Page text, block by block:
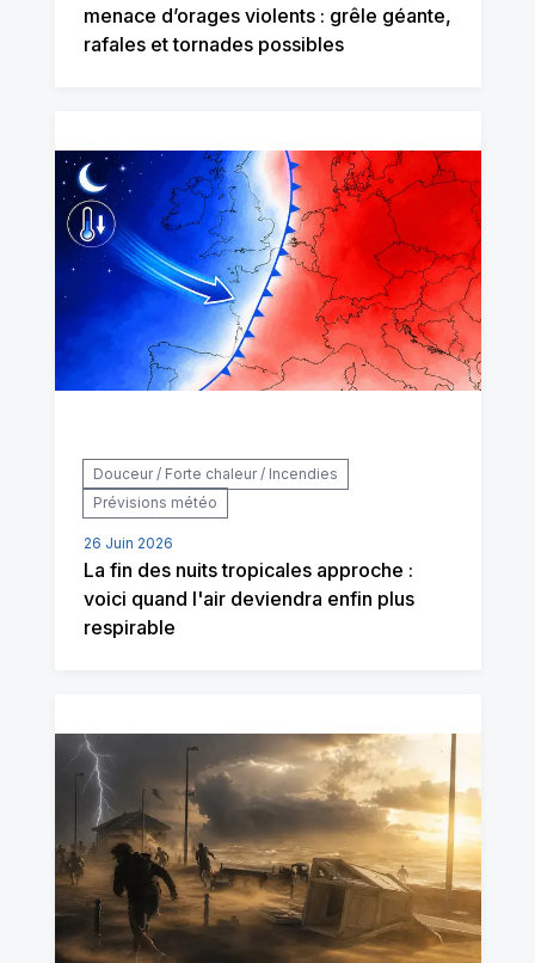
menace d’orages violents : grêle géante,
rafales et tornades possibles
Douceur / Forte chaleur / Incendies
Prévisions météo
26 Juin 2026
La fin des nuits tropicales approche :
voici quand l'air deviendra enfin plus
respirable